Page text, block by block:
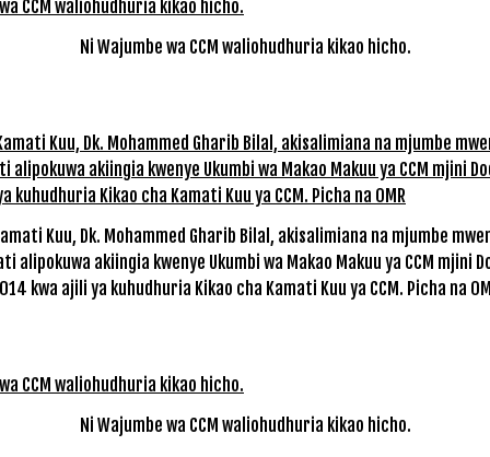
Ni Wajumbe wa CCM waliohudhuria kikao hicho.
Kuu, Dk. Mohammed Gharib Bilal, akisalimiana na mjumbe
alipokuwa akiingia kwenye Ukumbi wa Makao Makuu ya CCM mjini
kwa ajili ya kuhudhuria Kikao cha Kamati Kuu ya CCM. Picha na
Ni Wajumbe wa CCM waliohudhuria kikao hicho.